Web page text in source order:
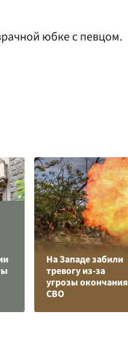
юбке с певцом.
На Западе забили
тревогу из-за
угрозы окончания
СВО